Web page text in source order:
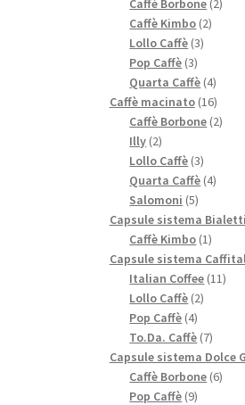
Caffè Borbone 2
Caffè Kimbo 22
Lollo Caffè 33
Pop Caffè 33
prodotti
Quarta Caffè 44
Caffè macinato 1616
Caffè Borbone 22
Illy 22
prodotti
Lollo Caffè 33
prodotti
Quarta Caffè 44
Salomoni 55
prodotti
Capsule sistema Bialetti
Caffè Kimbo 11
Capsule sistema
Italian Coffee 1111
Lollo Caffè 22
Pop Caffè 44
prodotti
To.Da. Caffè 77
Capsule sistema Dolce
Caffè Borbone 66
Pop Caffè 99